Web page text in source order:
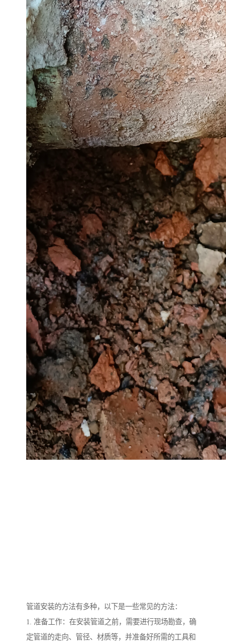
管道安装的方法有多种，以下是一些常见的方法：
1. 准备工作：在安装管道之前，需要进行现场勘查，确
定管道的走向、管径、材质等，并准备好所需的工具和